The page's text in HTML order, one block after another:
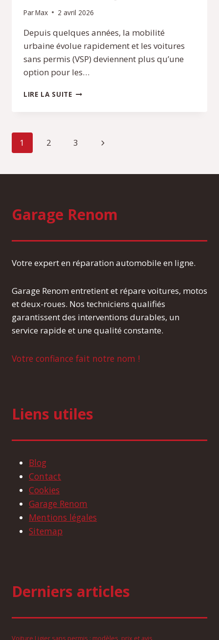
ParMax 2 avril 2026
Depuis quelques années, la mobilité
urbaine évolue rapidement et les voitures
sans permis (VSP) deviennent plus qu’une
option pour les…
LIRE LA SUITEINNOVATIONS-
INNOVATIONS
VOITURES
Navigation
1 2 3
Page
Garage Renom
Votre expert en réparation automobile en ligne.
Garage Renom entretient et répare voitures, motos
et deux-roues. Nos techniciens qualifiés
garantissent des interventions durables, un
service rapide et une qualité constante.
Votre confiance fait notre nom !
Liens utiles
Blog
Contact
Cookies
Garage Renom
Mentions légales
Sitemap
Derniers articles
Voiture Ligier sans permis : modèles, prix et avis